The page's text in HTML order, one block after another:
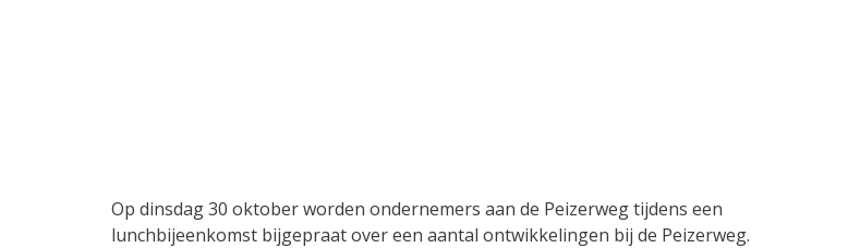
Op dinsdag 30 oktober worden ondernemers aan de Peizerweg tijdens een
lunchbijeenkomst bijgepraat over een aantal ontwikkelingen bij de Peizerweg.